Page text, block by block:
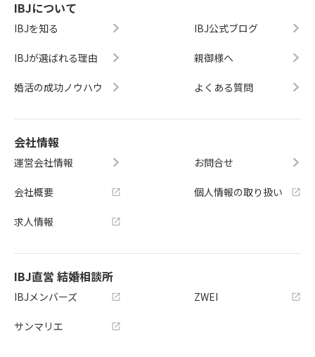
IBJについて
IBJを知る
IBJが選ばれる理由
婚活の成功ノウハウ
IBJ公式ブログ
親御様へ
よくある質問
会社情報
運営会社情報
会社概要
求人情報
お問合せ
個人情報の取り扱い
IBJ直営 結婚相談所
IBJメンバーズ
サンマリエ
ZWEI